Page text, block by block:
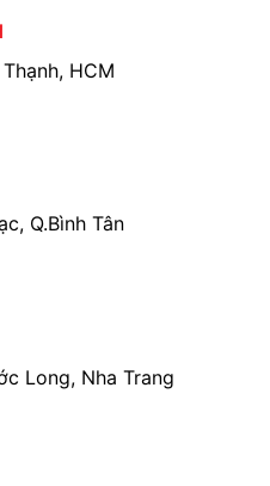
HCM
Q.Bình Tân
Long, Nha Trang